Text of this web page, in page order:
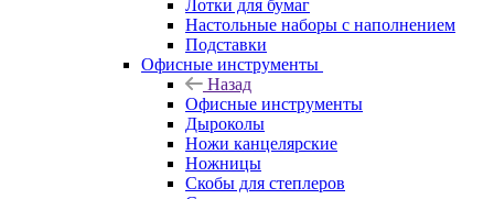
Лотки для бумаг
Настольные наборы с наполнением
Подставки
Офисные инструменты
Назад
Офисные инструменты
Дыроколы
Ножи канцелярские
Ножницы
Скобы для степлеров